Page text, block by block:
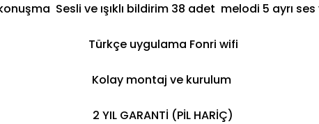
konuşma Sesli ve ışıklı bildirim 38 adet melodi 5 ayrı
Türkçe uygulama Fonri wifi
Kolay montaj ve kurulum
2 YIL GARANTİ (PİL HARİÇ)